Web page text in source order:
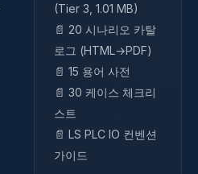
(Tier 3, 1.01 MB)
📄 20 시나리오 카탈
로그 (HTML→PDF)
📄 15 용어 사전
📄 30 케이스 체크리
스트
📄 LS PLC IO 컨벤션
가이드